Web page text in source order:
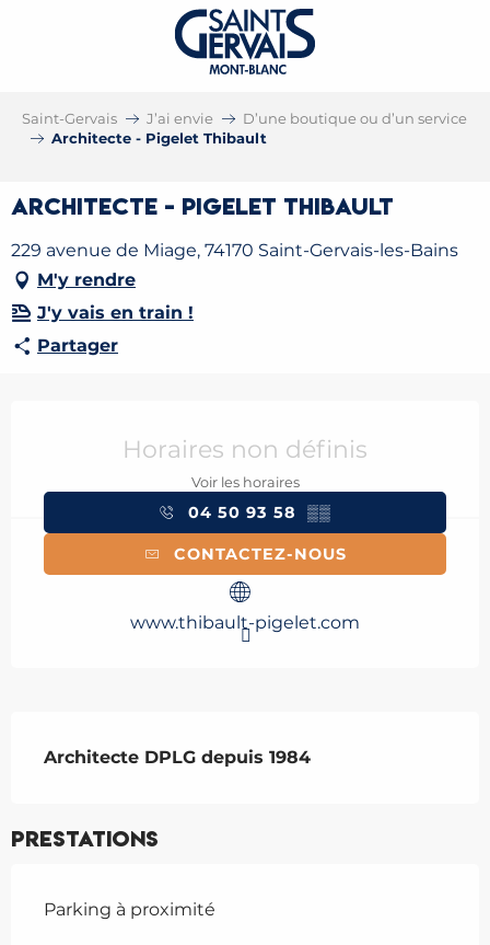
Saint-Gervais J’ai envie
D’une boutique ou d’un service
Architecte - Pigelet Thibault
Architecte - Pigelet Thibault
229 avenue de Miage, 74170 Saint-Gervais-les-Bains
M'y rendre
J'y vais en train !
Partager
Horaires non définis
Voir les horaires
04 50 93 58 ▒▒
CONTACTEZ-NOUS
www.thibault-pigelet.com
Architecte DPLG depuis 1984
Prestations
Parking à proximité